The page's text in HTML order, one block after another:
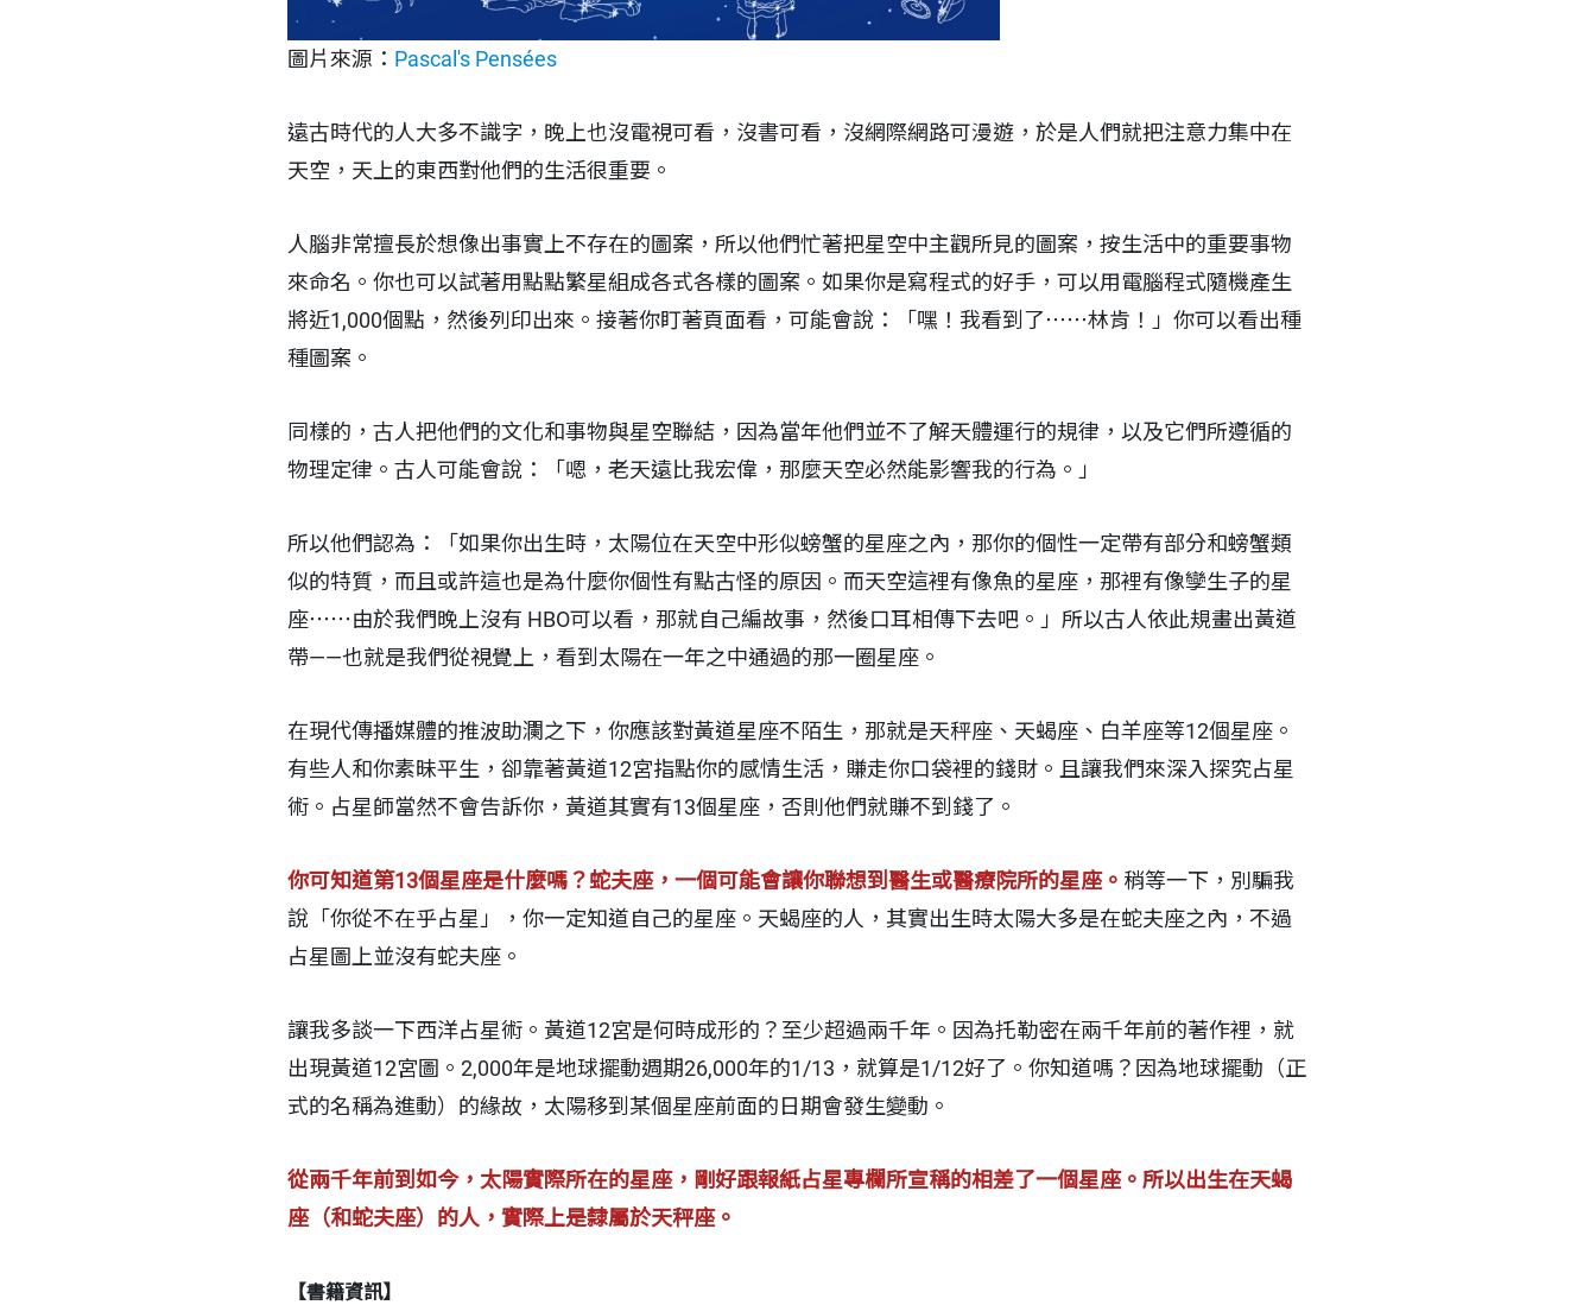
圖片來源： Pascal's Pensées
遠古時代的人大多不識字，晚上也沒電視可看，沒書可看，沒網際網路可漫遊，於是人們就把注意力集中在
天空，天上的東西對他們的生活很重要。
人腦非常擅長於想像出事實上不存在的圖案，所以他們忙著把星空中主觀所見的圖案，按生活中的重要事物
來命名。你也可以試著用點點繁星組成各式各樣的圖案。如果你是寫程式的好手，可以用電腦程式隨機產生
將近1,000個點，然後列印出來。接著你盯著頁面看，可能會說：「嘿！我看到了⋯⋯林肯！」你可以看出種
種圖案。
同樣的，古人把他們的文化和事物與星空聯結，因為當年他們並不了解天體運行的規律，以及它們所遵循的
物理定律。古人可能會說：「嗯，老天遠比我宏偉，那麼天空必然能影響我的行為。」
所以他們認為：「如果你出生時，太陽位在天空中形似螃蟹的星座之內，那你的個性一定帶有部分和螃蟹類
似的特質，而且或許這也是為什麼你個性有點古怪的原因。而天空這裡有像魚的星座，那裡有像孿生子的星
座⋯⋯由於我們晚上沒有 HBO可以看，那就自己編故事，然後口耳相傳下去吧。」所以古人依此規畫出黃道
帶——也就是我們從視覺上，看到太陽在一年之中通過的那一圈星座。
在現代傳播媒體的推波助瀾之下，你應該對黃道星座不陌生，那就是天秤座、天蝎座、白羊座等12個星座。
有些人和你素昧平生，卻靠著黃道12宮指點你的感情生活，賺走你口袋裡的錢財。且讓我們來深入探究占星
術。占星師當然不會告訴你，黃道其實有13個星座，否則他們就賺不到錢了。
你可知道第13個星座是什麼嗎？蛇夫座，一個可能會讓你聯想到醫生或醫療院所的星座。 稍等一下，別騙我
說「你從不在乎占星」，你一定知道自己的星座。天蝎座的人，其實出生時太陽大多是在蛇夫座之內，不過
占星圖上並沒有蛇夫座。
讓我多談一下西洋占星術。黃道12宮是何時成形的？至少超過兩千年。因為托勒密在兩千年前的著作裡，就
出現黃道12宮圖。2,000年是地球擺動週期26,000年的1/13，就算是1/12好了。你知道嗎？因為地球擺動（正
式的名稱為進動）的緣故，太陽移到某個星座前面的日期會發生變動。
從兩千年前到如今，太陽實際所在的星座，剛好跟報紙占星專欄所宣稱的相差了一個星座。所以出生在天蝎
座（和蛇夫座）的人，實際上是隸屬於天秤座。
【書籍資訊】